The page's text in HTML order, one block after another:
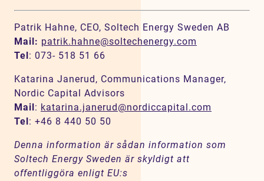
Patrik Hahne, CEO, Soltech Energy Sweden AB
Mail: patrik.hahne@soltechenergy.com
Tel: 073- 518 51 66
Katarina Janerud, Communications Manager,
Nordic Capital Advisors
Mail: katarina.janerud@nordiccapital.com
Tel: +46 8 440 50 50
Denna information är sådan information som
Soltech Energy Sweden är skyldigt att
offentliggöra enligt EU:s